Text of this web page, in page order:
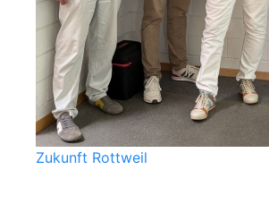
Zukunft Rottweil